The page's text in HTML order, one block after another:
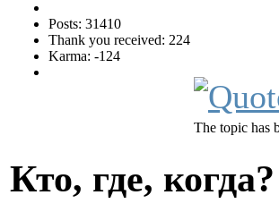
Posts: 31410
Thank you received: 224
Karma: -124
The topic has
Кто, где, когда?